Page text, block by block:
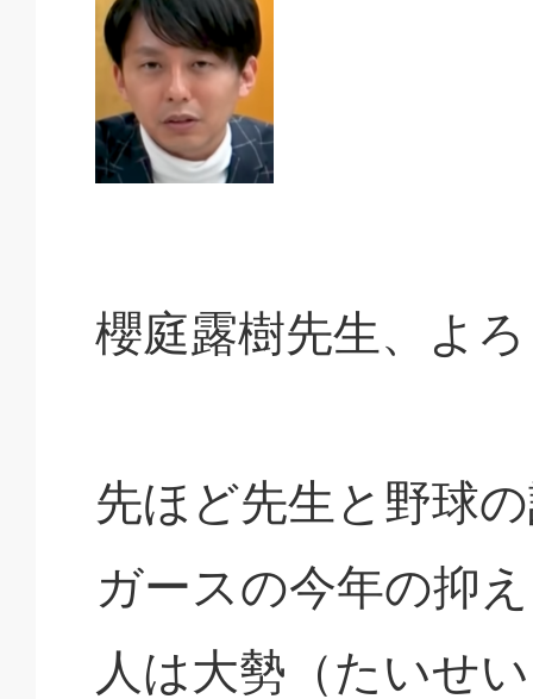
櫻庭露樹先生、よ
先ほど先生と野球
ガースの今年の抑
人は大勢（たいせ